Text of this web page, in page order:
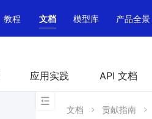
教程 文档 模型库 产品全景
应用实践 API 文档
文档 贡献指南